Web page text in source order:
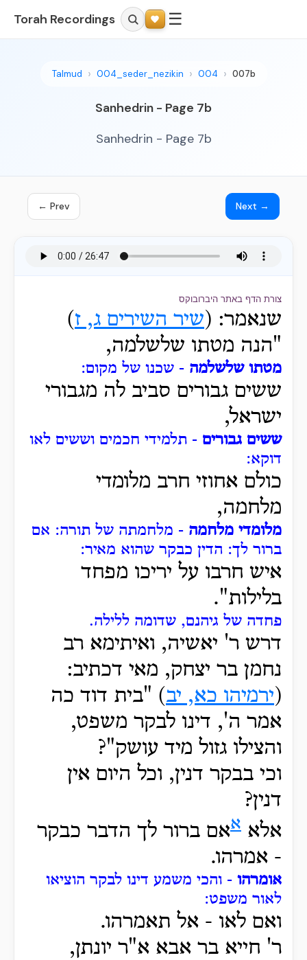
Torah Recordings ☰
Talmud 004_seder_nezikin 004 007b
Sanhedrin - Page 7b
Sanhedrin - Page 7b
← Prev Next →
צורת הדף באתר היברובוקס
שנאמר: (שיר השירים ג, ז)
"הנה מטתו שלשלמה,
מטתו שלשלמה - שכנו של מקום:
ששים גבורים סביב לה מגבורי
ישראל,
ששים גבורים - תלמידי חכמים וששים לאו
דוקא:
כולם אחוזי חרב מלומדי
מלחמה,
מלומדי מלחמה - מלחמתה של תורה: אם
ברור לך: הדין כבקר שהוא מאיר:
איש חרבו על יריכו מפחד
בלילות".
פחדה של גיהנם, שדומה ללילה.
דרש ר' יאשיה, ואיתימא רב
נחמן בר יצחק, מאי דכתיב:
(ירמיהו כא, יב) "בית דוד כה
אמר ה', דינו לבקר משפט,
והצילו גזול מיד עושק"?
וכי בבקר דנין, וכל היום אין
דנין?
אלא אאם ברור לך הדבר כבקר
- אמרהו.
אומרהו - והכי משמע דינו לבקר הוציאו
לאור משפט:
ואם לאו - אל תאמרהו.
ר' חייא בר אבא א"ר יונתן,